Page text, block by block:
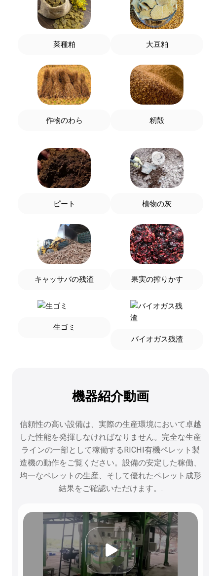
菜種粕 大豆粕
作物のわら 籾殻
ピート 植物の灰
キャッサバの残渣 果実の搾りかす
生ゴミ
バイオガス残渣
機器紹介動画
信頼性の高い設備は、実際の生産環境において卓越
した性能を発揮しなければなりません。完全な生産
ラインの一部として稼働するRICHI有機ペレット製
造機の動作をご覧ください。設備の安定した稼働、
均一なペレットの生産、そして優れたペレット成形
結果をご確認いただけます。.